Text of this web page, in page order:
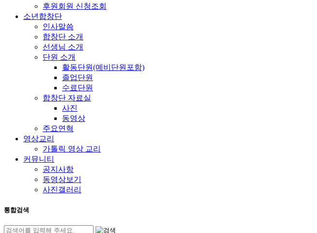
후원회원 신청조회
소년합창단
인사말씀
합창단 소개
선생님 소개
단원 소개
활동단원(예비단원포함)
졸업단원
수료단원
합창단 자료실
사진
동영상
주요연혁
영상교리
가톨릭 영상 교리
커뮤니티
공지사항
동영상보기
사진갤러리
통합검색